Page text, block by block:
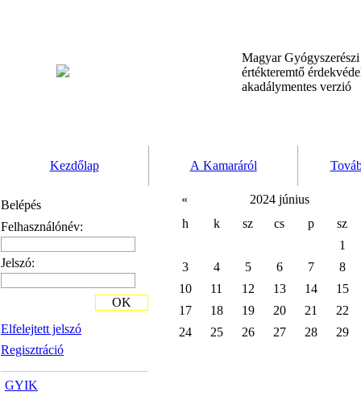
Magyar
értékteremtő
akadálymentes verzió
Kezdőlap A Kamaráról
Belépés
Felhasználónév:
Jelszó:
Elfelejtett jelszó
Regisztráció
OK
GYIK
«
2024 június
h
k sz cs p
sz
1
3
4 5 6 7
8
10
11 12 13 14
15
17
18 19 20 21
22
24
25 26 27 28 29